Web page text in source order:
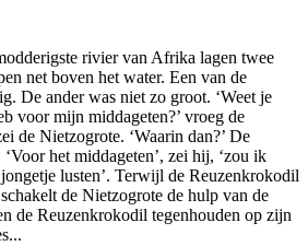
rivier van Afrika lagen twee
net boven het water. Een van de
De ander was niet zo groot. ‘Weet je
voor mijn middageten?’ vroeg de
de Nietzogrote. ‘Waarin dan?’ De
het middageten’, zei hij, ‘zou ik
lusten’. Terwijl de Reuzenkrokodil
de Nietzogrote de hulp van de
de Reuzenkrokodil tegenhouden op zijn